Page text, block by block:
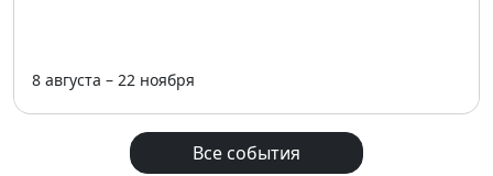
8 августа – 22 ноября
Все события